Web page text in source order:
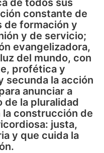
constante de
de formación y
y de servicio;
evangelizadora,
del mundo, con
profética y
secunda la acción
anunciar a
de la pluralidad
construcción de
justa,
y que cuida la